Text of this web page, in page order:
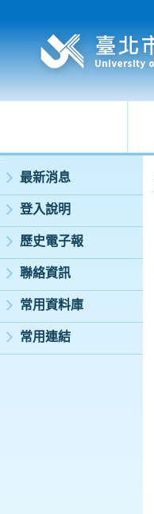
:::
最新消息
登入說明
歷史電子報
聯絡資訊
常用資料庫
常用連結